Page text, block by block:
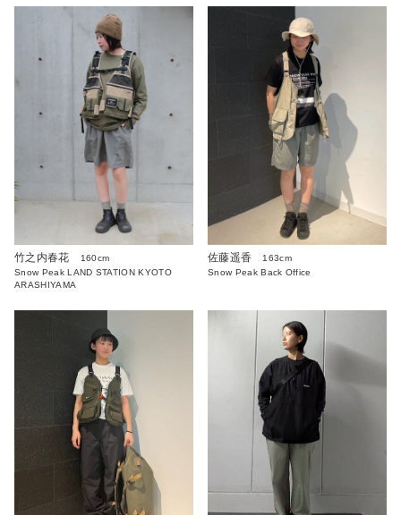
竹之内春花
160cm
Snow Peak LAND STATION KYOTO
ARASHIYAMA
佐藤遥香
163cm
Snow Peak Back Office